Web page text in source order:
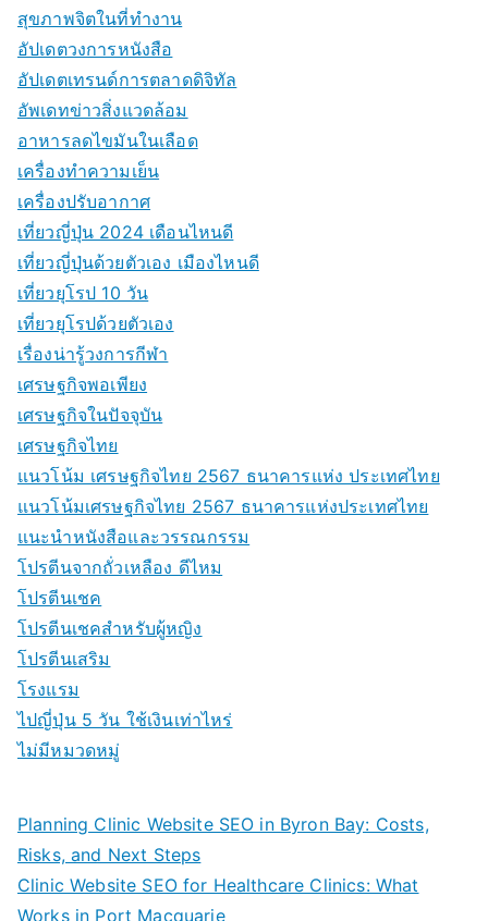
สุขภาพจิตในที่ทำงาน
อัปเดตวงการหนังสือ
อัปเดตเทรนด์การตลาดดิจิทัล
อัพเดทข่าวสิ่งแวดล้อม
อาหารลดไขมันในเลือด
เครื่องทำความเย็น
เครื่องปรับอากาศ
เที่ยวญี่ปุ่น 2024 เดือนไหนดี
เที่ยวญี่ปุ่นด้วยตัวเอง เมืองไหนดี
เที่ยวยุโรป 10 วัน
เที่ยวยุโรปด้วยตัวเอง
เรื่องน่ารู้วงการกีฬา
เศรษฐกิจพอเพียง
เศรษฐกิจในปัจจุบัน
เศรษฐกิจไทย
แนวโน้ม เศรษฐกิจไทย 2567 ธนาคารแห่ง ประเทศไทย
แนวโน้มเศรษฐกิจไทย 2567 ธนาคารแห่งประเทศไทย
แนะนำหนังสือและวรรณกรรม
โปรตีนจากถั่วเหลือง ดีไหม
โปรตีนเชค
โปรตีนเชคสำหรับผู้หญิง
โปรตีนเสริม
โรงแรม
ไปญี่ปุ่น 5 วัน ใช้เงินเท่าไหร่
ไม่มีหมวดหมู่
Planning Clinic Website SEO in Byron Bay: Costs,
Risks, and Next Steps
Clinic Website SEO for Healthcare Clinics: What
Works in Port Macquarie